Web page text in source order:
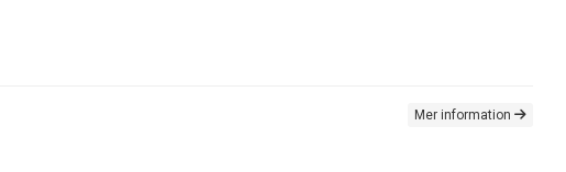
Mer information